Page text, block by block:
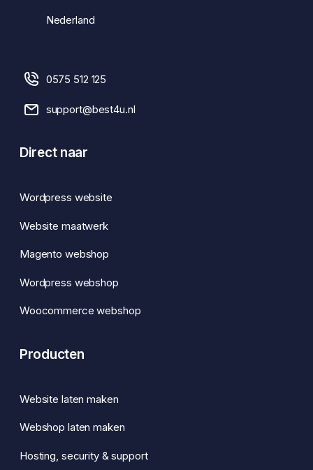
Nederland
0575 512 125
support@best4u.nl
Direct naar
Wordpress website
Website maatwerk
Magento webshop
Wordpress webshop
Woocommerce webshop
Producten
Website laten maken
Webshop laten maken
Hosting, security & support